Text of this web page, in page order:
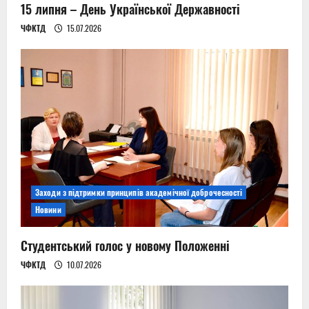
15 липня – День Української Державності
ЧФКТД 15.07.2026
Заходи з підтримки принципів академічної доброчесності
Новини
Студентський голос у новому Положенні
ЧФКТД 10.07.2026